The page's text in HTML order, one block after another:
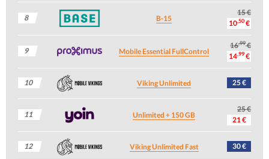
8 B-15
15 €
10,50€
9 Mobile Essential FullControl
16,99€
14,99€
10 Viking Unlimited 25 €
11 Unlimited + 150 GB
25 €
21 €
12 Viking Unlimited Fast 30 €